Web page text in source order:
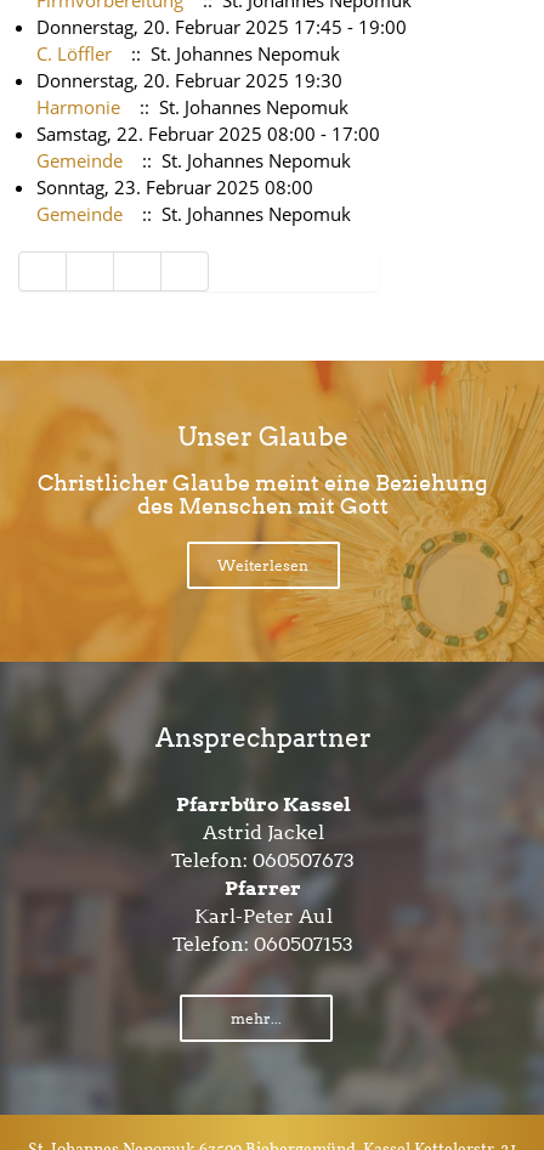
Donnerstag, 20. Februar 2025 17:45 - 19:00
C. Löffler
:: St. Johannes Nepomuk
Donnerstag, 20. Februar 2025 19:30
Harmonie
:: St. Johannes Nepomuk
Samstag, 22. Februar 2025 08:00 - 17:00
Gemeinde
:: St. Johannes Nepomuk
Sonntag, 23. Februar 2025 08:00
Gemeinde
:: St. Johannes Nepomuk
Limite der Paginierungsliste
Unser Glaube
Christlicher Glaube meint eine Beziehung
des Menschen mit Gott
Weiterlesen
Ansprechpartner
Pfarrbüro Kassel
Astrid Jackel
Telefon: 060507673
Pfarrer
Karl-Peter Aul
Telefon: 060507153
mehr...